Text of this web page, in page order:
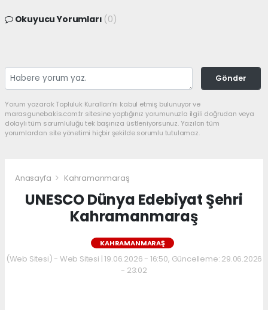
Okuyucu Yorumları (0)
Gönder
Yorum yazarak Topluluk Kuralları’nı kabul etmiş bulunuyor ve
marasgunebakis.com.tr sitesine yaptığınız yorumunuzla ilgili doğrudan veya
dolaylı tüm sorumluluğu tek başınıza üstleniyorsunuz. Yazılan tüm
yorumlardan site yönetimi hiçbir şekilde sorumlu tutulamaz.
Anasayfa Kahramanmaraş
UNESCO Dünya Edebiyat Şehri
Kahramanmaraş
KAHRAMANMARAŞ
(Web Sitesi) - Web Sitesi | 19.06.2026 - 16:50, Güncelleme: 29.06.2026
- 23:02